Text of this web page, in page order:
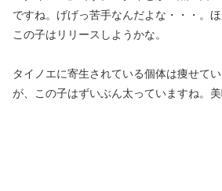
ですね。げげっ苦手なんだよな・・・。
この子はリリースしようかな。
タイノエに寄生されている個体は痩せて
が、この子はずいぶん太っていますね。美